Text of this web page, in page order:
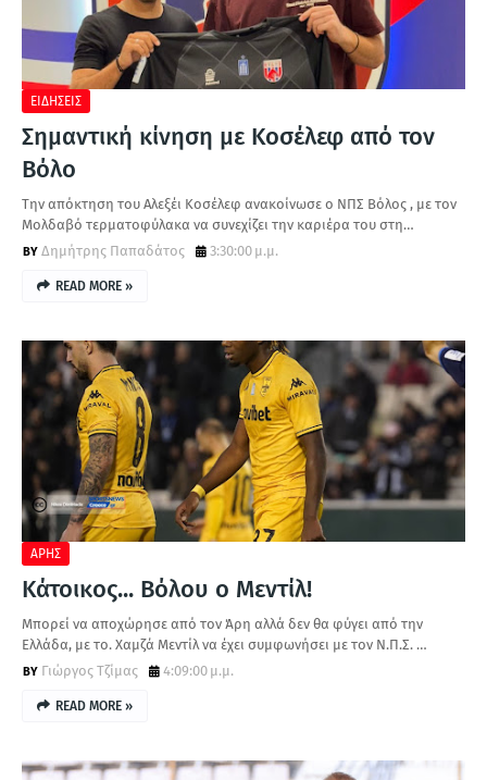
ΕΙΔΗΣΕΙΣ
Σημαντική κίνηση με Κοσέλεφ από τον
Βόλο
Την απόκτηση του Αλεξέι Κοσέλεφ ανακοίνωσε ο ΝΠΣ Βόλος , με τον
Μολδαβό τερματοφύλακα να συνεχίζει την καριέρα του στη…
Δημήτρης Παπαδάτος
3:30:00 μ.μ.
READ MORE »
ΑΡΗΣ
Κάτοικος... Βόλου ο Μεντίλ!
Μπορεί να αποχώρησε από τον Άρη αλλά δεν θα φύγει από την
Ελλάδα, με το. Χαμζά Μεντίλ να έχει συμφωνήσει με τον Ν.Π.Σ. …
Γιώργος Τζίμας
4:09:00 μ.μ.
READ MORE »